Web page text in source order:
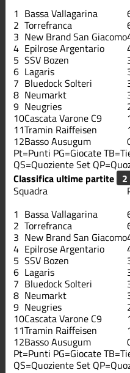
1 Bassa Vallagarina
2 Torrefranca
3 New Brand San Giacomo
4 Epilrose Argentario
5 SSV Bozen
6 Lagaris
7 Bluedock Solteri
8 Neumarkt
9 Neugries
10Cascata Varone C9
11Tramin Raiffeisen
12Basso Ausugum
Pt=Punti PG=Giocate
QS=Quoziente Set
Classifica ultime partite
Squadra
1 Bassa Vallagarina
2 Torrefranca
3 New Brand San Giacomo
4 Epilrose Argentario
5 SSV Bozen
6 Lagaris
7 Bluedock Solteri
8 Neumarkt
9 Neugries
10Cascata Varone C9
11Tramin Raiffeisen
12Basso Ausugum
Pt=Punti PG=Giocate
QS=Quoziente Set